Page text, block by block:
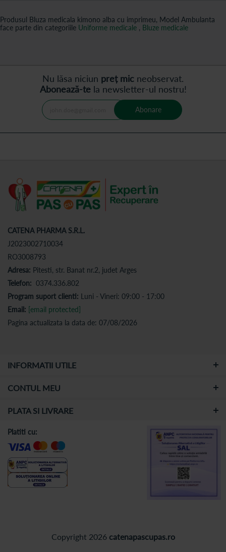
Produsul Bluza medicala kimono alba cu imprimeu, Model Ambulanta
face parte din categoriile Uniforme medicale , Bluze medicale
Nu lăsa niciun preț mic neobservat.
Abonează-tela newsletter-ul nostru!
Abonare
CATENA PHARMA S.R.L.
J2023002710034
RO3008793
Adresa: Pitesti, str. Banat nr.2, judet Arges
Telefon: 0374.336.802
Program suport clienti: Luni - Vineri: 09:00 - 17:00
Email: [email protected]
Pagina actualizata la data de: 07/08/2026
INFORMATII UTILE
CONTUL MEU
PLATA SI LIVRARE
Copyright 2026 catenapascupas.ro
Platiti cu: